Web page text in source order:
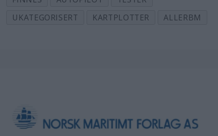
UKATEGORISERT
KARTPLOTTER ALLERBM